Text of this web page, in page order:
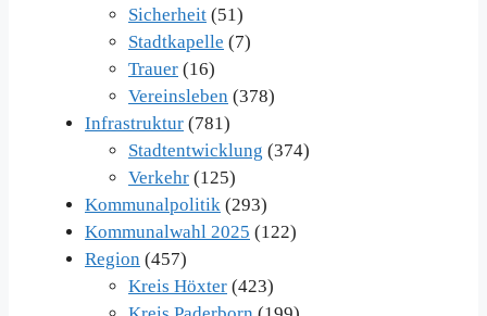
Sicherheit (51)
Stadtkapelle (7)
Trauer (16)
Vereinsleben (378)
Infrastruktur (781)
Stadtentwicklung (374)
Verkehr (125)
Kommunalpolitik (293)
Kommunalwahl 2025 (122)
Region (457)
Kreis Höxter (423)